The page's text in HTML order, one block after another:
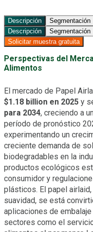
Descripción Segmentación
Descripción
Segmentación
Solicitar muestra gratuita
Perspectivas del
Alimentos
El mercado de Papel
$1.18 billion en 2025 y
para 2034, creciendo a
período de pronóstico
experimentando un
creciente demanda de
biodegradables en la
productos ecológicos
consumidor y
plásticos. El papel
suavidad, se está
aplicaciones de
sectores como el